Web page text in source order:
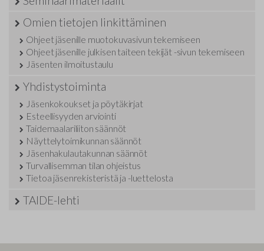
Omien tietojen linkittäminen
Ohjeet jäsenille muotokuvasivun tekemiseen
Ohjeet jäsenille julkisen taiteen tekijät -sivun tekemiseen
Jäsenten ilmoitustaulu
Yhdistystoiminta
Jäsenkokoukset ja pöytäkirjat
Esteellisyyden arviointi
Taidemaalariliiton säännöt
Näyttelytoimikunnan säännöt
Jäsenhakulautakunnan säännöt
Turvallisemman tilan ohjeistus
Tietoa jäsenrekisteristä ja -luettelosta
TAIDE-lehti